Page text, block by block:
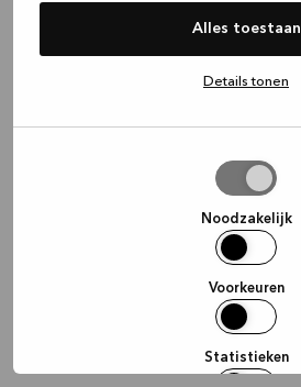
Alles toestaan
Details tonen
Noodzakelijk
Voorkeuren
Statistieken